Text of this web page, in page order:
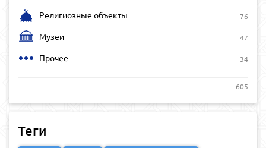
Религиозные объекты 76
Музеи 47
Прочее 34
605
Теги